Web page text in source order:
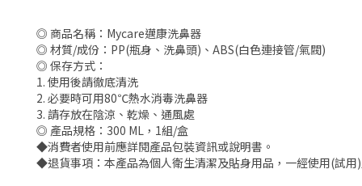
◎ 商品名稱：Mycare邁康洗鼻器
◎ 材質/成份：PP(瓶身、洗鼻頭)、ABS(白色連接管/氣閥)
◎ 保存方式：
1. 使用後請徹底清洗
2. 必要時可用80℃熱水消毒洗鼻器
3. 請存放在陰涼、乾燥、通風處
◎ 產品規格：300 ML，1組/盒
◆消費者使用前應詳閱產品包裝資訊或說明書。
◆退貨事項：本產品為個人衛生清潔及貼身用品，一經使用(試